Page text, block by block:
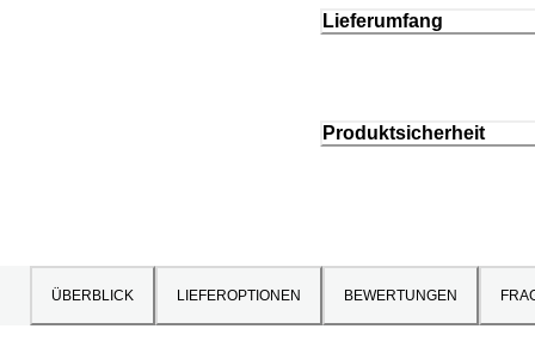
Lieferumfang
Produktsicherheit
ÜBERBLICK LIEFEROPTIONEN BEWERTUNGEN